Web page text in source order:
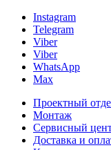
Instagram
Telegram
Viber
Viber
WhatsApp
Max
Проектный
Монтаж
Сервисный
Доставка и